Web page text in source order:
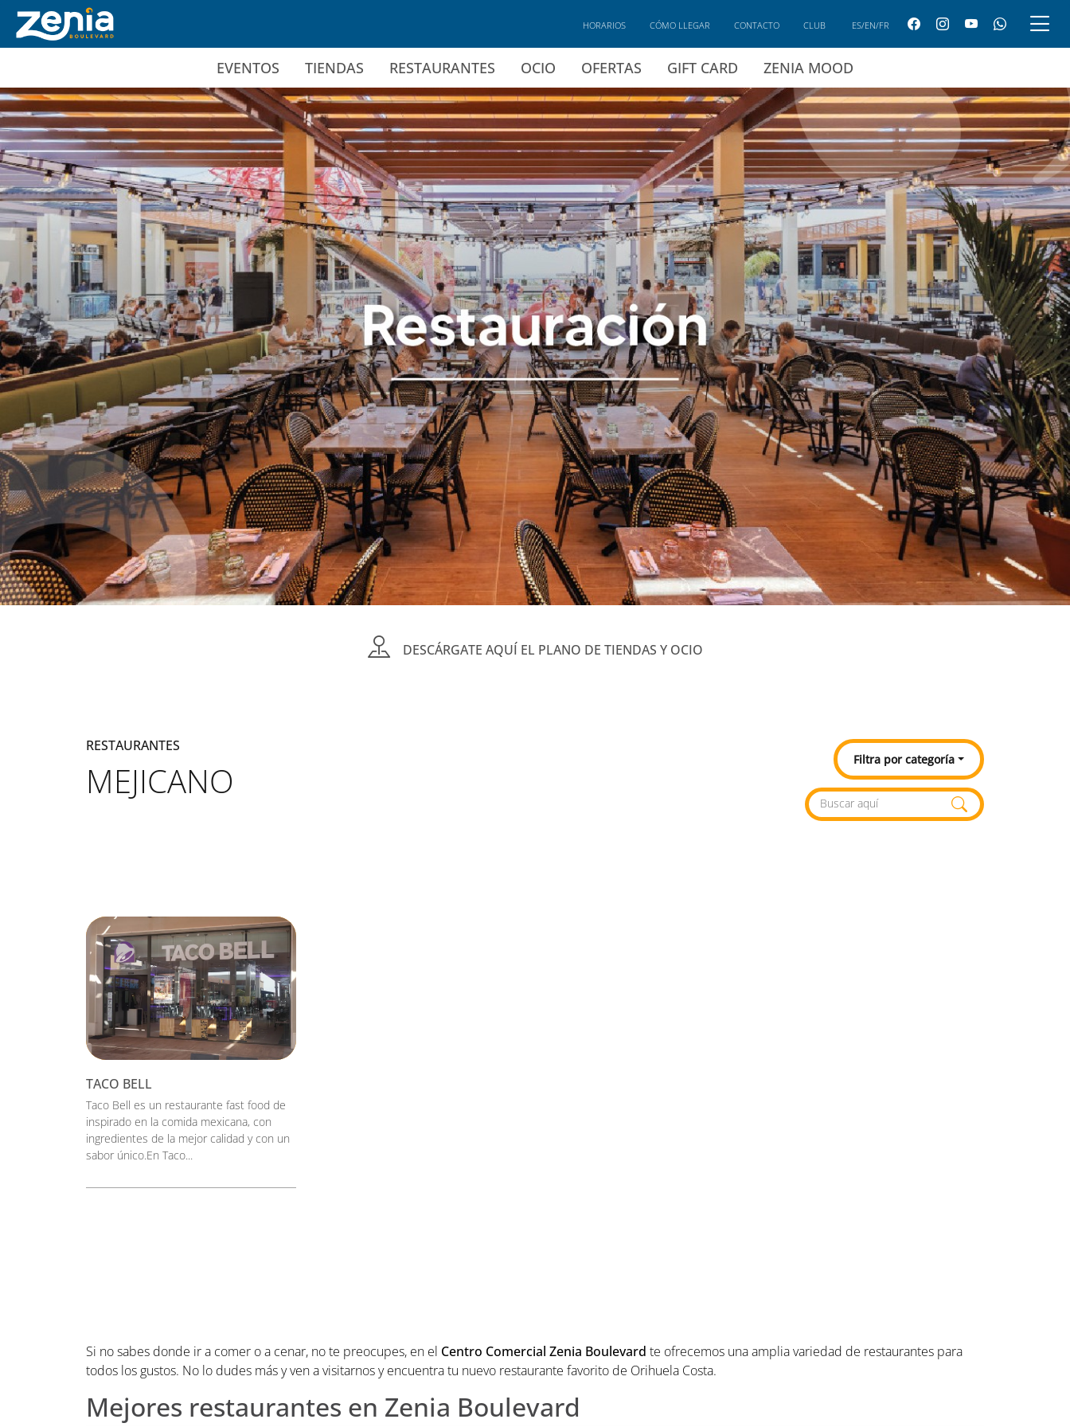
Ir al contenido principal
EVENTOS TIENDAS RESTAURANTES OCIO OFERTAS GIFT CARD ZENIA MOOD
HORARIOS CÓMO LLEGAR CONTACTO CLUB ES/EN/FR
DESCÁRGATE AQUÍ EL PLANO DE TIENDAS Y OCIO
RESTAURANTES
MEJICANO Filtra por categoría
TACO BELL
Taco Bell es un restaurante fast food de
inspirado en la comida mexicana, con
ingredientes de la mejor calidad y con un
sabor único.En Taco...
Si no sabes donde ir a comer o a cenar, no te preocupes, en el Centro Comercial Zenia Boulevard te ofrecemos una amplia variedad de restaurantes para
todos los gustos. No lo dudes más y ven a visitarnos y encuentra tu nuevo restaurante favorito de Orihuela Costa.
Mejores restaurantes en Zenia Boulevard